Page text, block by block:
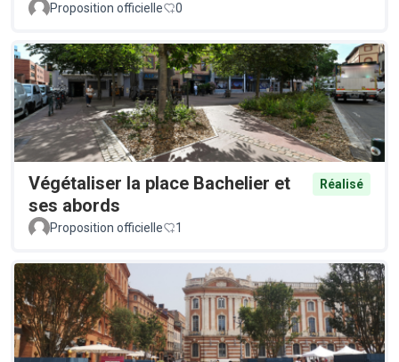
Proposition officielle
0
Végétaliser la place Bachelier et
ses abords
Réalisé
Proposition officielle 1